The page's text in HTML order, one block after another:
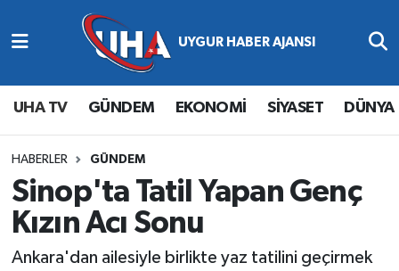
UHA TV GÜNDEM EKONOMİ SİYASET DÜNYA
HABERLER GÜNDEM
Sinop'ta Tatil Yapan Genç
Kızın Acı Sonu
Ankara'dan ailesiyle birlikte yaz tatilini geçirmek
Abone Ol
Gündem
Ekonomi
Magazin
Siyaset
Nöbetçi Eczaneler
Hava Durumu
Namaz Vakitleri
Trafik Durumu
Süper Lig Puan Durumu ve Fikstür